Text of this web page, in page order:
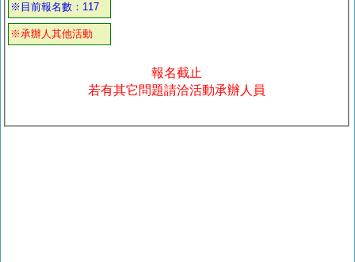
※目前報名數：117
※承辦人其他活動
報名截止
若有其它問題請洽活動承辦人員